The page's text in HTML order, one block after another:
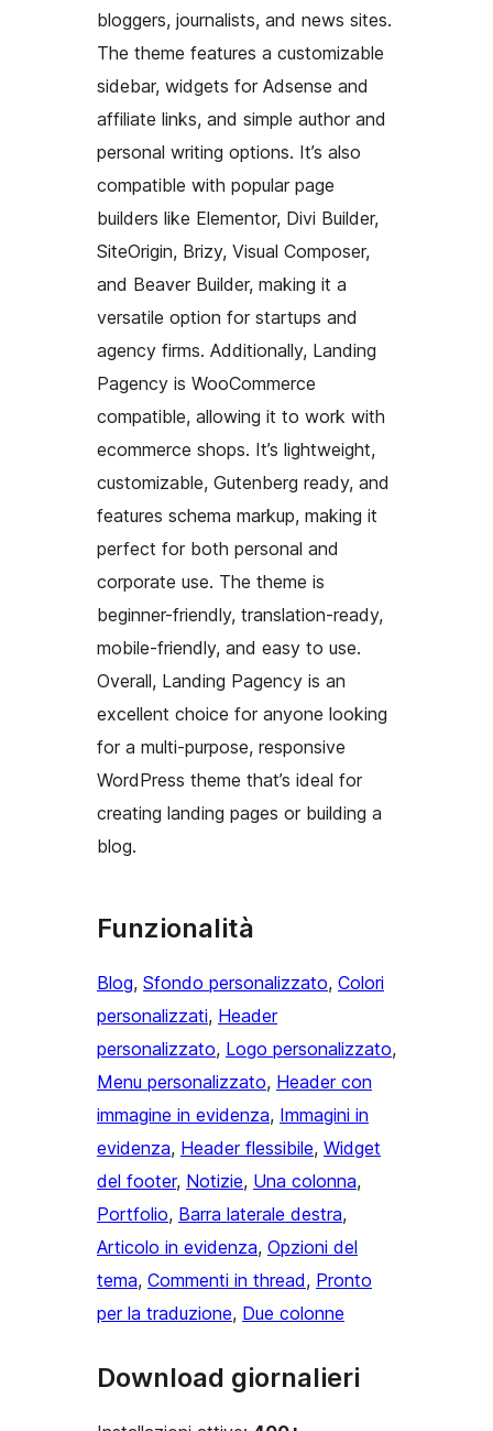
bloggers, journalists, and news sites.
The theme features a customizable
sidebar, widgets for Adsense and
affiliate links, and simple author and
personal writing options. It’s also
compatible with popular page
builders like Elementor, Divi Builder,
SiteOrigin, Brizy, Visual Composer,
and Beaver Builder, making it a
versatile option for startups and
agency firms. Additionally, Landing
Pagency is WooCommerce
compatible, allowing it to work with
ecommerce shops. It’s lightweight,
customizable, Gutenberg ready, and
features schema markup, making it
perfect for both personal and
corporate use. The theme is
beginner-friendly, translation-ready,
mobile-friendly, and easy to use.
Overall, Landing Pagency is an
excellent choice for anyone looking
for a multi-purpose, responsive
WordPress theme that’s ideal for
creating landing pages or building a
blog.
Funzionalità
Blog, Sfondo personalizzato, Colori
personalizzati, Header
personalizzato, Logo personalizzato
Menu personalizzato, Header con
immagine in evidenza, Immagini in
evidenza, Header flessibile, Widget
del footer, Notizie, Una colonna
Portfolio, Barra laterale destra
Articolo in evidenza, Opzioni del
tema, Commenti in thread, Pronto
per la traduzione, Due colonne
Download giornalieri